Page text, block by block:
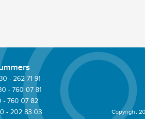
- 262 71 91
- 760 07 81
- 760 07 82
- 202 83 03
Copyright